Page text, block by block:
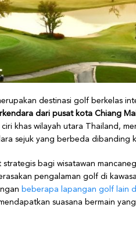
destinasi golf berkelas
dari pusat kota Chiang
khas wilayah utara Thailand,
sejuk yang berbeda dibanding
strategis bagi wisatawan
pengalaman golf di
beberapa lapangan golf lain
suasana bermain